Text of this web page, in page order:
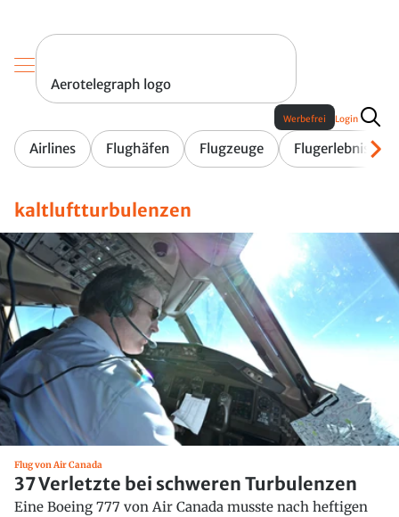
Aerotelegraph logo
Airlines Flughäfen Flugzeuge Flugerlebnis
Werbefrei Login
kaltluftturbulenzen
Flug von Air Canada
37 Verletzte bei schweren Turbulenzen
Eine Boeing 777 von Air Canada musste nach heftigen